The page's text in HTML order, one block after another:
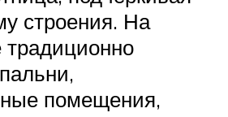
строения. На
традиционно
помещения,